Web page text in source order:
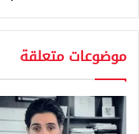
موضوعات متعلقة